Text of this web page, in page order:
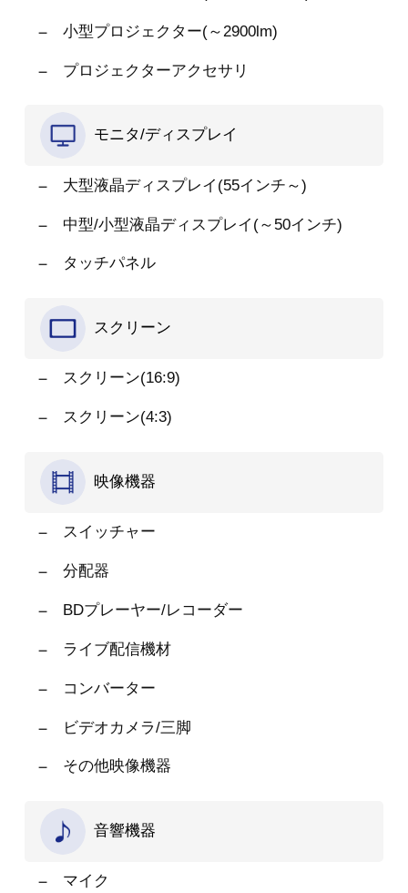
小型プロジェクター(～2900lm)
プロジェクターアクセサリ
モニタ/ディスプレイ
大型液晶ディスプレイ(55インチ～)
中型/小型液晶ディスプレイ(～50インチ)
タッチパネル
スクリーン
スクリーン(16:9)
スクリーン(4:3)
映像機器
スイッチャー
分配器
BDプレーヤー/レコーダー
ライブ配信機材
コンバーター
ビデオカメラ/三脚
その他映像機器
音響機器
マイク